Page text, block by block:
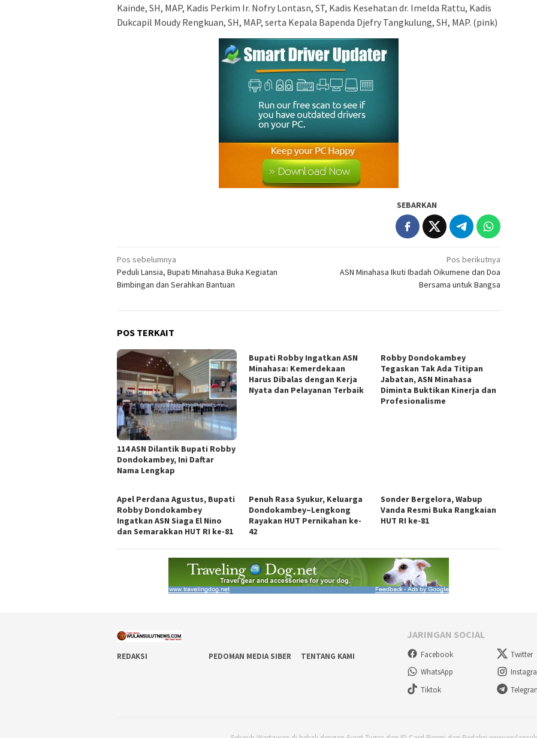
Kainde, SH, MAP, Kadis Perkim Ir. Nofry Lontasn, ST, Kadis Kesehatan dr. Imelda Rattu, Kadis
Dukcapil Moudy Rengkuan, SH, MAP, serta Kepala Bapenda Djefry Tangkulung, SH, MAP. (pink)
SEBARKAN
Navigasi
pos
Pos sebelumnya
Peduli Lansia, Bupati Minahasa Buka Kegiatan
Bimbingan dan Serahkan Bantuan
Pos berikutnya
ASN Minahasa Ikuti Ibadah Oikumene dan Doa
Bersama untuk Bangsa
POS TERKAIT
114 ASN Dilantik Bupati Robby
Dondokambey, Ini Daftar
Nama Lengkap
Bupati Robby Ingatkan ASN
Minahasa: Kemerdekaan
Harus Dibalas dengan Kerja
Nyata dan Pelayanan Terbaik
Robby Dondokambey
Tegaskan Tak Ada Titipan
Jabatan, ASN Minahasa
Diminta Buktikan Kinerja dan
Profesionalisme
Apel Perdana Agustus, Bupati
Robby Dondokambey
Ingatkan ASN Siaga El Nino
dan Semarakkan HUT RI ke-81
Penuh Rasa Syukur, Keluarga
Dondokambey–Lengkong
Rayakan HUT Pernikahan ke-
42
Sonder Bergelora, Wabup
Vanda Resmi Buka Rangkaian
HUT RI ke-81
REDAKSI PEDOMAN MEDIA SIBER TENTANG KAMI
JARINGAN SOCIAL
Facebook
Twitter
WhatsApp
Tiktok